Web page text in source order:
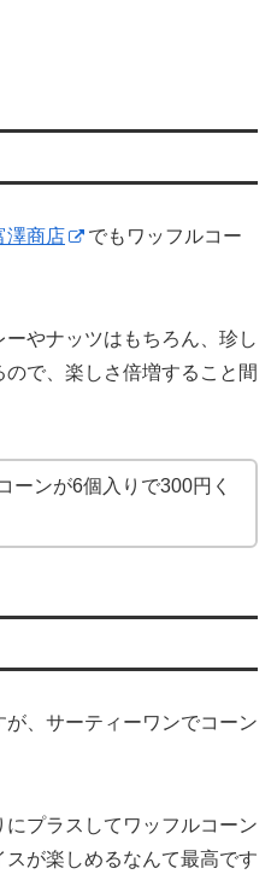
澤商店
でもワッフルコー
やナッツはもちろん、珍し
で、楽しさ倍増すること間
ーンが6個入りで300円く
、サーティーワンでコーン
プラスしてワッフルコーン
が楽しめるなんて最高です